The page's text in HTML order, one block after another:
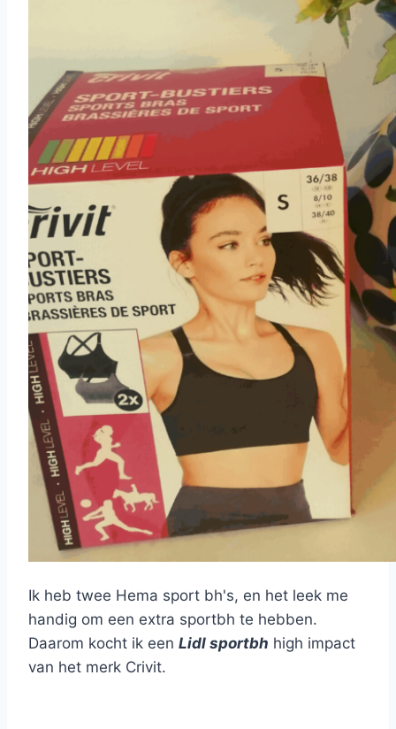
Ik heb twee Hema sport bh's, en het leek me
handig om een extra sportbh te hebben.
Daarom kocht ik een Lidl sportbh high impact
van het merk Crivit.